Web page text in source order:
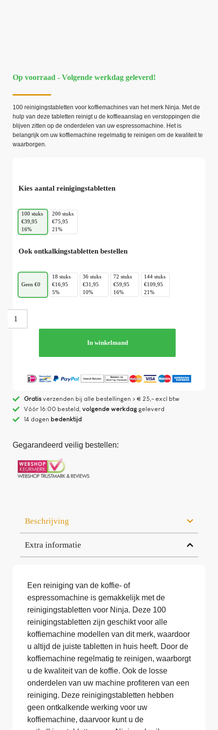
Op voorraad - Volgende werkdag geleverd!
100 reinigingstabletten voor koffiemachines van het merk Ninja. Met de
hulp van deze tabletten reinigt u de koffieaanslag en verstoppingen die
blijven zitten op de onderdelen van uw espressomachine. Het is
belangrijk om uw koffiemachine regelmatig te reinigen om de kwaliteit te
waarborgen.
Kies aantal reinigingstabletten
100 stuks
€39,95
16%
200 stuks
€75,95
21%
Ook ontkalkingstabletten bestellen
Geen €0
18 stuks
€16,95
5%
36 stuks
€31,95
10%
72 stuks
€59,95
16%
144 stuks
€109,95
21%
In winkelmand
Gratisverzenden bij alle bestellingen > € 25,- excl btw
Vòòr 16:00 besteld, volgende werkdaggeleverd
14 dagen bedenktijd
Gegarandeerd veilig bestellen:
Beschrijving
Extra informatie
Een reiniging van de koffie- of
espressomachine is gemakkelijk met de
reinigingstabletten voor Ninja. Deze 100
reinigingstabletten zijn geschikt voor alle
koffiemachine modellen van dit merk, waardoor
u altijd de juiste tabletten in huis heeft. Door de
koffiemachine regelmatig te reinigen, waarborgt
u de kwaliteit van de koffie. Ook de losse
onderdelen van uw machine profiteren van een
reiniging. Deze reinigingstabletten hebben
geen ontkalkende werking voor uw
koffiemachine, daarvoor kunt u de